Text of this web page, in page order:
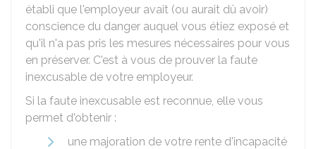
établi que l'employeur avait (ou aurait dû avoir)
conscience du danger auquel vous étiez exposé et
qu'il n'a pas pris les mesures nécessaires pour vous
en préserver. C'est à vous de prouver la faute
inexcusable de votre employeur.
Si la faute inexcusable est reconnue, elle vous
permet d'obtenir :
une majoration de votre rente d'incapacité